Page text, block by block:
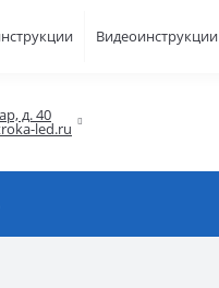
Видеоинструкции
д. 40
led.ru